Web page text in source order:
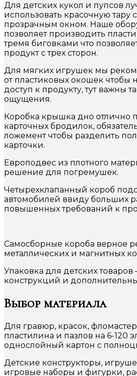
Для детских кукол и пупсов
использовать красочную тару
прозрачным окном. Наше
позволяет производить
тремя биговками что
продукт с трех сторон.
Для мягких игрушек мы
от пластиковых окошек чтобы
доступ к продукту, тут важны
ощущения.
Коробка крышка дно отлично
карточных бродилок,
ложемент чтобы разделить
карточки.
Европодвес из плотного
решение для погремушек.
Четырехклапанный короб
автомобилей ввиду больших
повышенных требований к
Самосборные короба верное
металлических и магнитных
Упаковка для детских
конструкций и
Выбор материала
Для гравюр, красок,
пластилина и пазлов на 6-120
однослойный картон с
Детские конструкторы,
игровые наборы и фигурки,